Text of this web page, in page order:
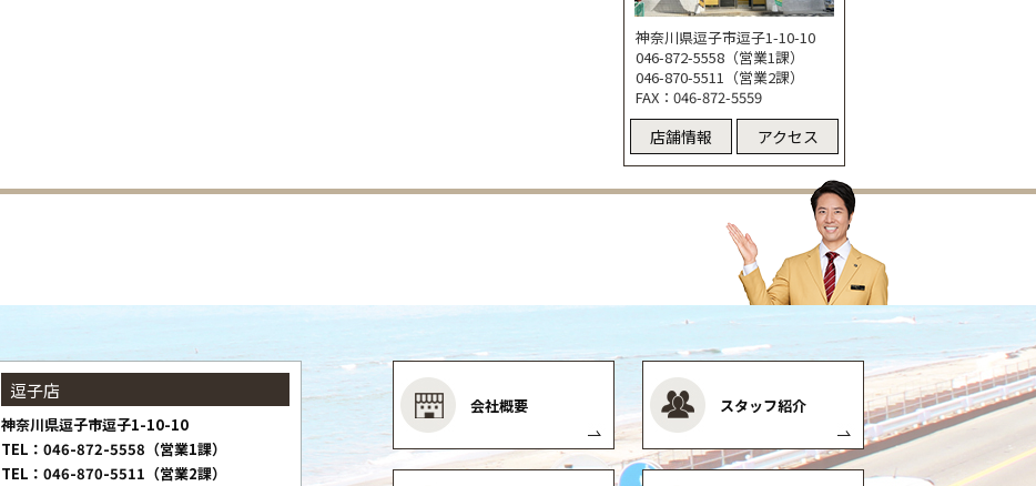
神奈川県逗子市逗子1-10-10
046-872-5558（営業1課）
046-870-5511（営業2課）
FAX：046-872-5559
店舗情報 アクセス
逗子店
神奈川県逗子市逗子1-10-10
TEL：046-872-5558（営業1課）
TEL：046-870-5511（営業2課）
会社概要 スタッフ紹介